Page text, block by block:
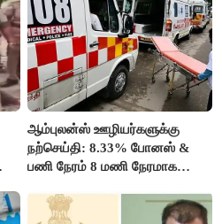
ஆம்புலன்ஸ் ஊழியர்களுக்கு
நற்செய்தி: 8.33% போனஸ் &
பணி நேரம் 8 மணி நேரமாக